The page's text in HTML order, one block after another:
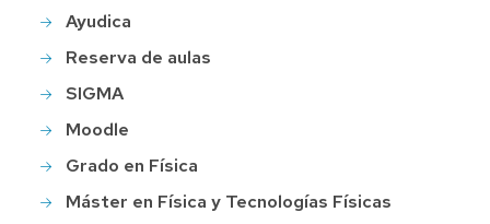
Ayudica
Reserva de aulas
SIGMA
Moodle
Grado en Física
Máster en Física y Tecnologías Físicas